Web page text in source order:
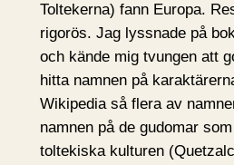
Toltekerna) fann Europa.
rigorös. Jag lyssnade på
och kände mig tvungen att
hitta namnen på
Wikipedia så flera av
namnen på de gudomar
toltekiska kulturen